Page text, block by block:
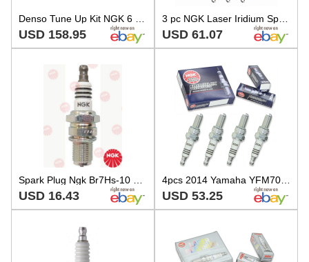
Denso Tune Up Kit NGK 6 Spark Plugs Boots Kit for Honda Odyssey 3.5L V6 J35A4
USD 158.95
3 pc NGK Laser Iridium Spark Plugs for 2017-2019 Mini Cooper Countryman 1.5L pn
USD 61.07
Spark Plug Ngk Br7Hs-10 Fits Tohatsu Outboard 9701-1-1015
USD 16.43
4pcs 2014 Yamaha YFM700R Raptor SE NGK Iridium IX Spark Plugs 686cc 41ci tc
USD 53.25